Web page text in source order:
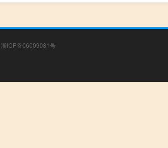
浙ICP备06009081号